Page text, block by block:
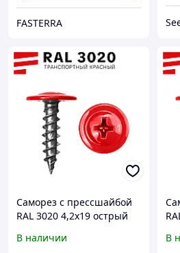
FASTERRA
Саморез с прессшайбой
RAL 3020 4,2х19 острый
В наличии В